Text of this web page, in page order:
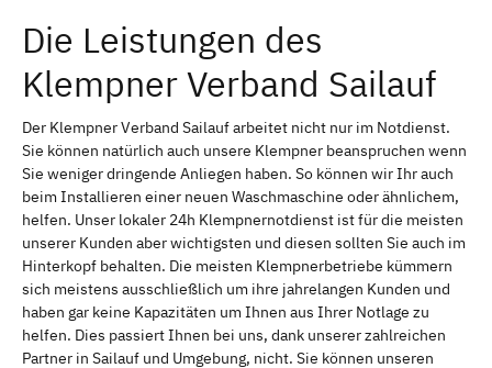
Die Leistungen des
Klempner Verband Sailauf
Der Klempner Verband Sailauf arbeitet nicht nur im Notdienst.
Sie können natürlich auch unsere Klempner beanspruchen wenn
Sie weniger dringende Anliegen haben. So können wir Ihr auch
beim Installieren einer neuen Waschmaschine oder ähnlichem,
helfen. Unser lokaler 24h Klempnernotdienst ist für die meisten
unserer Kunden aber wichtigsten und diesen sollten Sie auch im
Hinterkopf behalten. Die meisten Klempnerbetriebe kümmern
sich meistens ausschließlich um ihre jahrelangen Kunden und
haben gar keine Kapazitäten um Ihnen aus Ihrer Notlage zu
helfen. Dies passiert Ihnen bei uns, dank unserer zahlreichen
Partner in Sailauf und Umgebung, nicht. Sie können unseren